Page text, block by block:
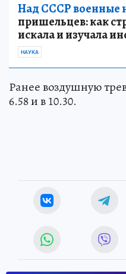
Над СССР военные
пришельцев: как
искала и изучала
НАУКА
Ранее воздушную
6.58 и в 10.30.